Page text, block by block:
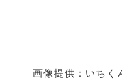
画像提供：いち